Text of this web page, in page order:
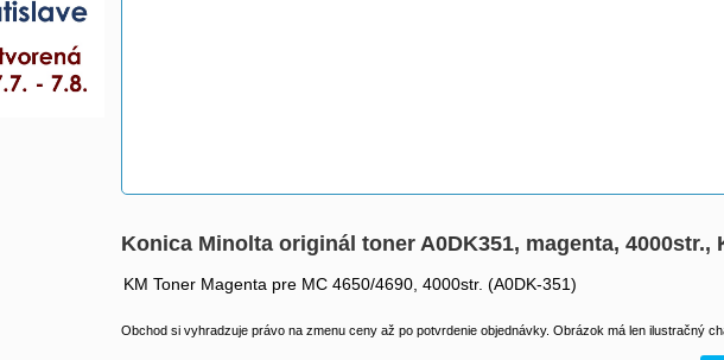
Konica Minolta originál toner A0DK351, magenta, 4000str.,
KM Toner Magenta pre MC 4650/4690, 4000str. (A0DK-351)
Obchod si vyhradzuje právo na zmenu ceny až po potvrdenie objednávky. Obrázok má len ilustračný